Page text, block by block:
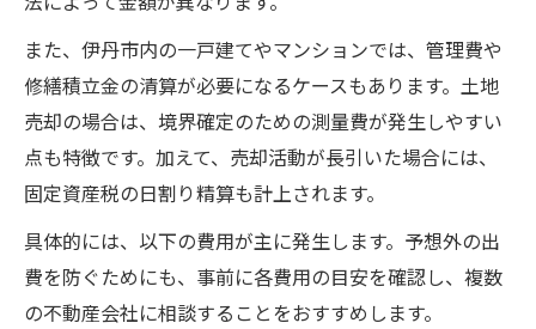
また、伊丹市内の一戸建てやマンションでは、管理費や
修繕積立金の清算が必要になるケースもあります。土地
売却の場合は、境界確定のための測量費が発生しやすい
点も特徴です。加えて、売却活動が長引いた場合には、
固定資産税の日割り精算も計上されます。
具体的には、以下の費用が主に発生します。予想外の出
費を防ぐためにも、事前に各費用の目安を確認し、複数
の不動産会社に相談することをおすすめします。